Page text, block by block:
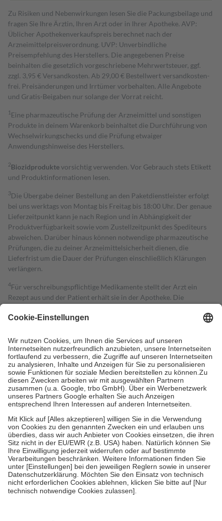
Zu Risiken und Nebenwirkungen lesen Sie die Packungsbeilage und
fragen Sie Ihre Ärztin, Ihren Arzt oder in Ihrer Apotheke. AVP:
Üblicher Apothekenverkaufspreis berechnet nach der
Arzneimittelpreisverordnung. UVP: Unverbindliche
Preisempfehlung des Herstellers. Die angegebenen Preise
beinhalten die gesetzlich vorgeschriebene Mehrwertsteuer, ggf.
zzgl. 3,95 € Versandkosten. Ab 29,00 € Bestell­wert versand­kosten­
frei. Preisänderungen und Irrtümer vorbehalten. Alle Angebote
und Gratis-Beigaben nur solange der Vorrat reicht.
1 Eine pharmazeutische Prüfung der Arzneimittel und sonstigen
Produkte in deinem Warenkorb beinhaltet die Durchführung von
Wechselwirkungschecks und die Prüfung etwaiger
Anwendungshinweise des Herstellers.
2Biozidproduktevorsichtig verwenden. Vor Gebrauch stets Etikett
und Produktinformationen lesen.
3Die Übergabe deiner Bestellung an den Paketdienstleister erfolgt
bei uns werktags von Montag bis Freitag bis 18:00 Uhr. Der genaue
Lieferzeitpunkt kann je nach Region und in Abhängigkeit der
Produktverfügbarkeit sowie vom Zustellzeitpunkt des Spediteurs
abweichen. Darüber hinaus können notwendige pharmazeutische
Prüfungen, die zu deiner Arzneimittelsicherheit dienen, die
Lieferfrist um die Dauer der Prüfungen einschließlich Klärungen
verlängern.
4Für verschreibungspflichtige Medikamente stellt der Arzt ein
Rezept aus und der Patient erhält sie in der Apotheke. Die
Kosten dafür, der Versicherte trägt einen Teil davon als Zuzahlung
Grundsätzlich leisten Mitglieder Zuzahlungen in Höhe von zehn
Prozent des Abgabepreises,mindestensjedochfünf Euround
höchstens zehn Euro.Es sind jedoch nie mehr als die tatsächlichen
Kosten der Leistung zu entrichten.
Diese Regeln gelten grundsätzlich auch für Online-Apotheken.
Bei Heilmitteln und häuslicher Krankenpflege beträgt die
Zuzahlung zehn Prozent der Kosten sowie zehn Euro je
Um das Engagement der Versicherten für ihre eigene Gesundheit zu
stärken und die besondere Stellung der Familie zu unterstützen,
fallenkeine Zuzahlungen an bei:
• Kindern und Jugendlichen bis zum vollendeten 18. Lebensjahr
mit Ausnahme der Fahrkosten
• Untersuchungen zur Vorsorge und Früherkennung, die von der
GKV getragen werden
• empfohlenen Schutzimpfungen